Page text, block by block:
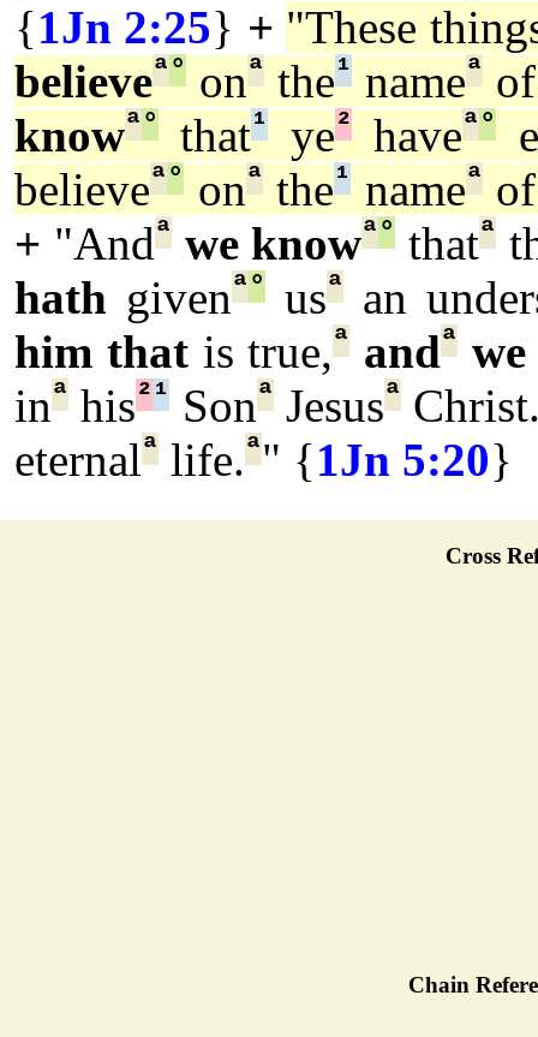
{1Jn 2:25} + "These
believeª° onª the¹nameª
knowª° that¹ ye²haveª°
believeª° onª the¹ nameª
+ "Andª we knowª° thatª
hath givenª° usª
an
him thatis true,ª andª we
inª his²¹ SonªJesusª
eternalª life.ª" {1Jn 5:20}
Cross
Chain